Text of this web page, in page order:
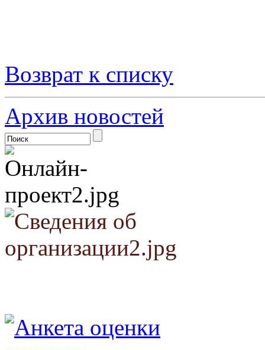
Возврат к списку
Архив новостей